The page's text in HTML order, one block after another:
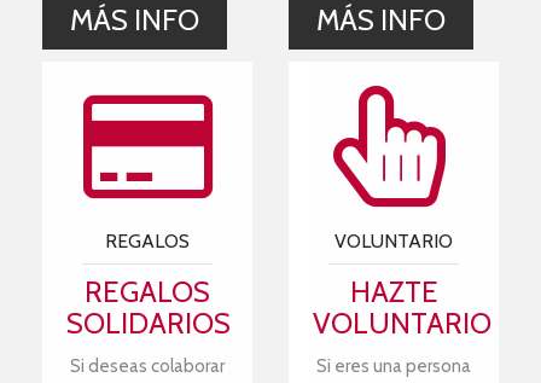
MÁS INFO MÁS INFO
REGALOS
REGALOS
SOLIDARIOS
Si deseas colaborar
VOLUNTARIO
HAZTE
VOLUNTARIO
Si eres una persona